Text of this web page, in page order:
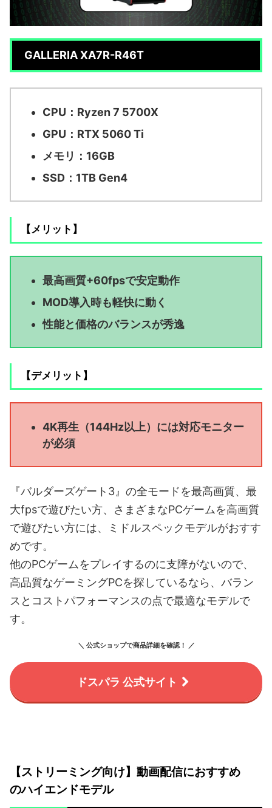
GALLERIA XA7R-R46T
CPU：Ryzen 7 5700X
GPU：RTX 5060 Ti
メモリ：16GB
SSD：1TB Gen4
【メリット】
最高画質+60fpsで安定動作
MOD導入時も軽快に動く
性能と価格のバランスが秀逸
【デメリット】
4K再生（144Hz以上）には対応モニター
が必須
『バルダーズゲート3』の全モードを最高画質、最
大fpsで遊びたい方、さまざまなPCゲームを高画質
で遊びたい方には、ミドルスペックモデルがおすす
めです。
他のPCゲームをプレイするのに支障がないので、
高品質なゲーミングPCを探しているなら、バラン
スとコストパフォーマンスの点で最適なモデルで
す。
＼ 公式ショップで商品詳細を確認！ ／
ドスパラ 公式サイト
【ストリーミング向け】動画配信におすすめ
のハイエンドモデル